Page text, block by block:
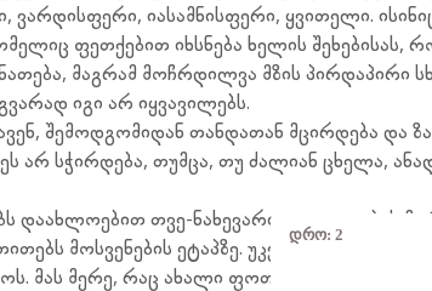
დრო:1
ვარდისფერი, იასამნისფერი, ყვითელი.
ფეთქებით იხსნება ხელის შეხებისას,
მაგრამ მოჩრდილვა მზის პირდაპირი
იგი არ იყვავილებს.
შემოდგომიდან თანდათან მცირდება და
არ სჭირდება, თუმცა, თუ ძალიან ცხელა,
დაახლოებით თვე-ნახევარი. ყვავილობის
მოსვენების ეტაპზე. უკვე დროა,
მას მერე, რაც ახალი ფოთლები წამოუვა,